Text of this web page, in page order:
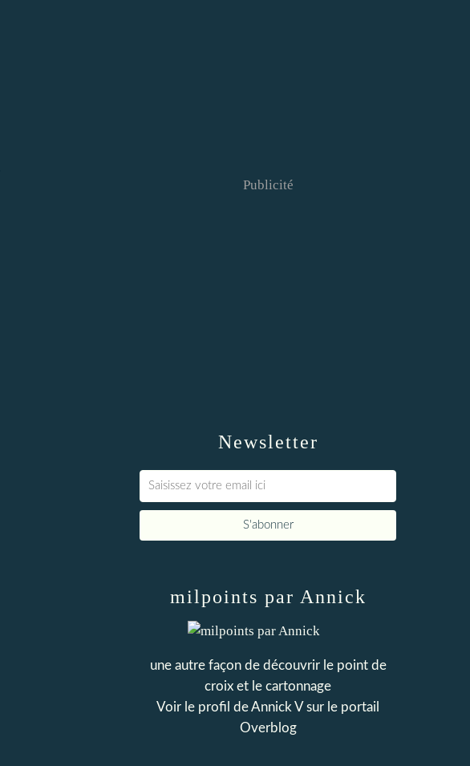
Newsletter
Publicité
milpoints par Annick
une autre façon de découvrir le point de
croix et le cartonnage
Voir le profil deAnnick V sur le portail
Overblog